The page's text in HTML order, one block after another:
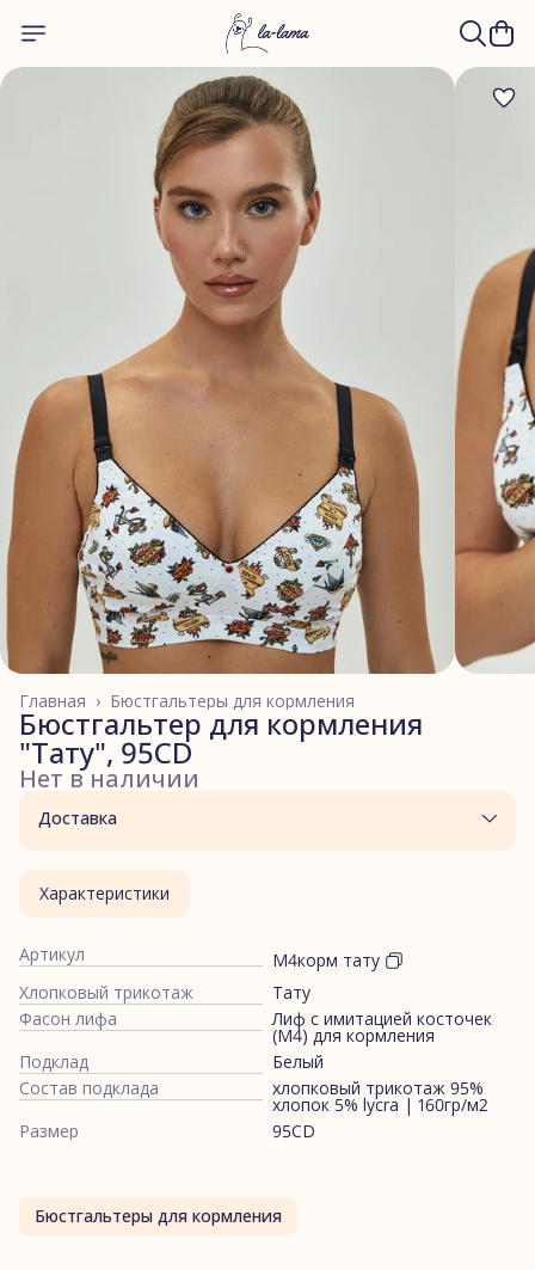
Бюстгальтеры для кормления
Главная ›
Бюстгальтер для кормления
"Тату", 95CD
Нет в наличии
Доставка
Характеристики
Артикул
М4корм тату
Хлопковый трикотаж
Тату
Фасон лифа
Лиф с имитацией косточек
(М4) для кормления
Подклад
Белый
Состав подклада
хлопковый трикотаж 95%
хлопок 5% lycra | 160гр/м2
Размер
95CD
Бюстгальтеры для кормления